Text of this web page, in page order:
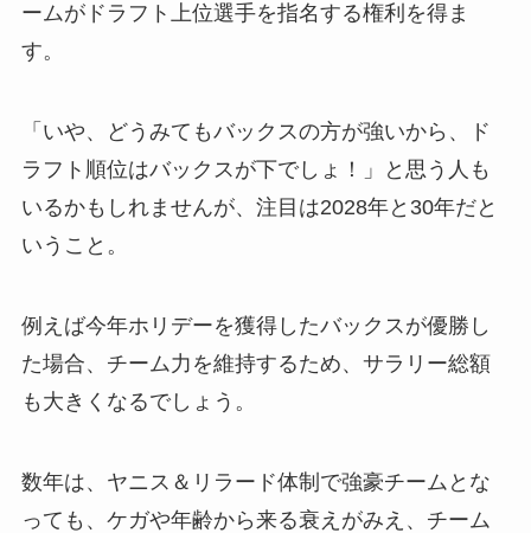
ームがドラフト上位選手を指名する権利を得ま
す。
「いや、どうみてもバックスの方が強いから、ド
ラフト順位はバックスが下でしょ！」と思う人も
いるかもしれませんが、注目は2028年と30年だと
いうこと。
例えば今年ホリデーを獲得したバックスが優勝し
た場合、チーム力を維持するため、サラリー総額
も大きくなるでしょう。
数年は、ヤニス＆リラード体制で強豪チームとな
っても、ケガや年齢から来る衰えがみえ、チーム